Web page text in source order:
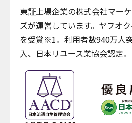
東証上場企業の株式会社マー
ズが運営しています。ヤフオ
を受賞※1。利用者数940万人
入、日本リユース業協会認定。